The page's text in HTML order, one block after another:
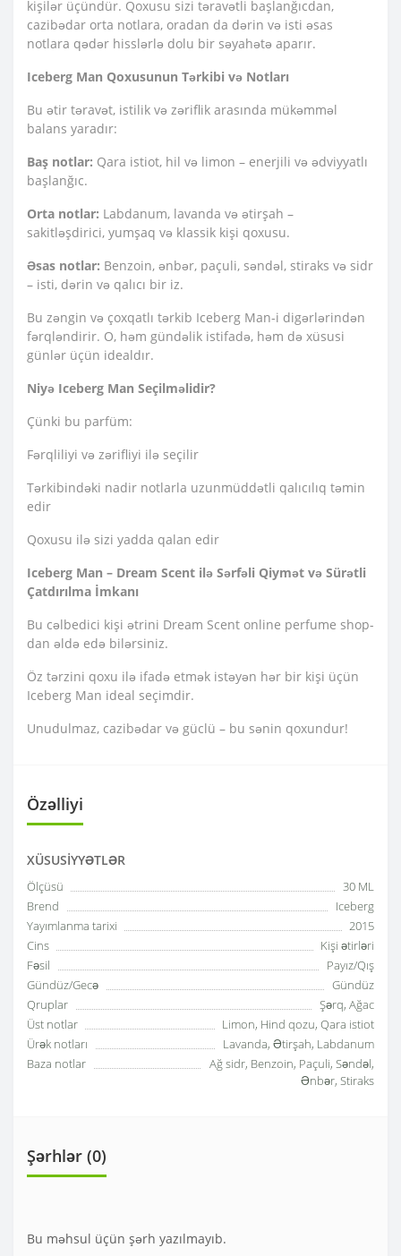
kişilər üçündür. Qoxusu sizi təravətli başlanğıcdan,
cazibədar orta notlara, oradan da dərin və isti əsas
notlara qədər hisslərlə dolu bir səyahətə aparır.
Iceberg Man Qoxusunun Tərkibi və Notları
Bu ətir təravət, istilik və zəriflik arasında mükəmməl
balans yaradır:
Baş notlar: Qara istiot, hil və limon – enerjili və ədviyyatlı
başlanğıc.
Orta notlar: Labdanum, lavanda və ətirşah –
sakitləşdirici, yumşaq və klassik kişi qoxusu.
Əsas notlar: Benzoin, ənbər, paçuli, səndəl, stiraks və sidr
– isti, dərin və qalıcı bir iz.
Bu zəngin və çoxqatlı tərkib Iceberg Man-i digərlərindən
fərqləndirir. O, həm gündəlik istifadə, həm də xüsusi
günlər üçün idealdır.
Niyə Iceberg Man Seçilməlidir?
Çünki bu parfüm:
Fərqliliyi və zərifliyi ilə seçilir
Tərkibindəki nadir notlarla uzunmüddətli qalıcılıq təmin
edir
Qoxusu ilə sizi yadda qalan edir
Iceberg Man – Dream Scent ilə Sərfəli Qiymət və Sürətli
Çatdırılma İmkanı
Bu cəlbedici kişi ətrini Dream Scent online perfume shop-
dan əldə edə bilərsiniz.
Öz tərzini qoxu ilə ifadə etmək istəyən hər bir kişi üçün
Iceberg Man ideal seçimdir.
Unudulmaz, cazibədar və güclü – bu sənin qoxundur!
Özəlliyi
XÜSUSIYYƏTLƏR
Ölçüsü
30 ML
Brend
Iceberg
Yayımlanma tarixi
2015
Cins
Kişi ətirləri
Fəsil
Payız/Qış
Gündüz/Gecə
Gündüz
Qruplar
Şərq, Ağac
Üst notlar
Limon, Hind qozu, Qara istiot
Ürək notları
Lavanda, Ətirşah, Labdanum
Baza notlar
Ağ sidr, Benzoin, Paçuli, Səndəl,
Ənbər, Stiraks
Şərhlər (0)
Bu məhsul üçün şərh yazılmayıb.